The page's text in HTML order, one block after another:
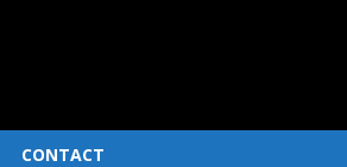
CONTACT